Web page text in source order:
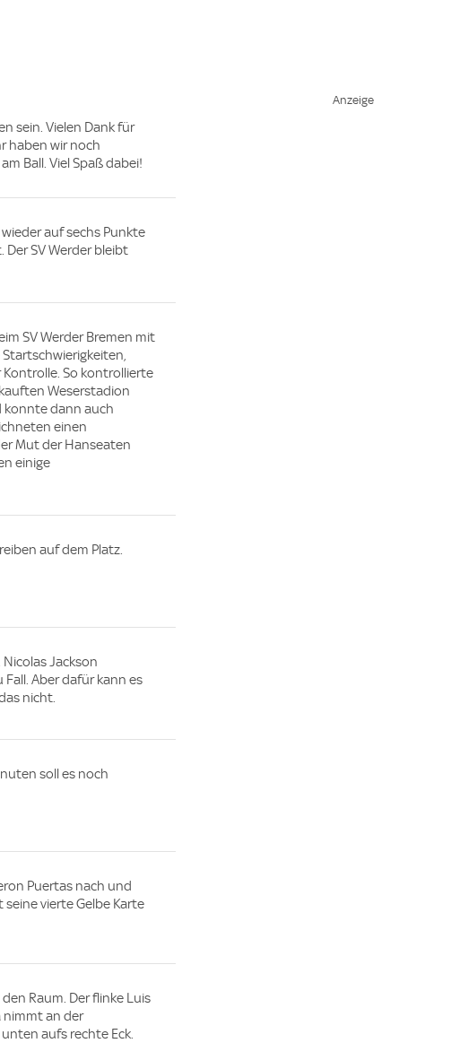
sein. Vielen Dank für
haben wir noch
Ball. Viel Spaß dabei!
auf sechs Punkte
SV Werder bleibt
SV Werder Bremen mit
Kontrolle. So kontrollierte
Weserstadion
konnte dann auch
einen
Mut der Hanseaten
einige
auf dem Platz.
Jackson
Aber dafür kann es
nicht.
soll es noch
Puertas nach und
vierte Gelbe Karte
Raum. Der flinke Luis
nimmt an der
aufs rechte Eck.